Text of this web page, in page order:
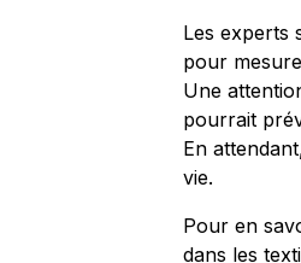
Les experts
pour
Une
pourrait
En
vie.
Pour en
dans les